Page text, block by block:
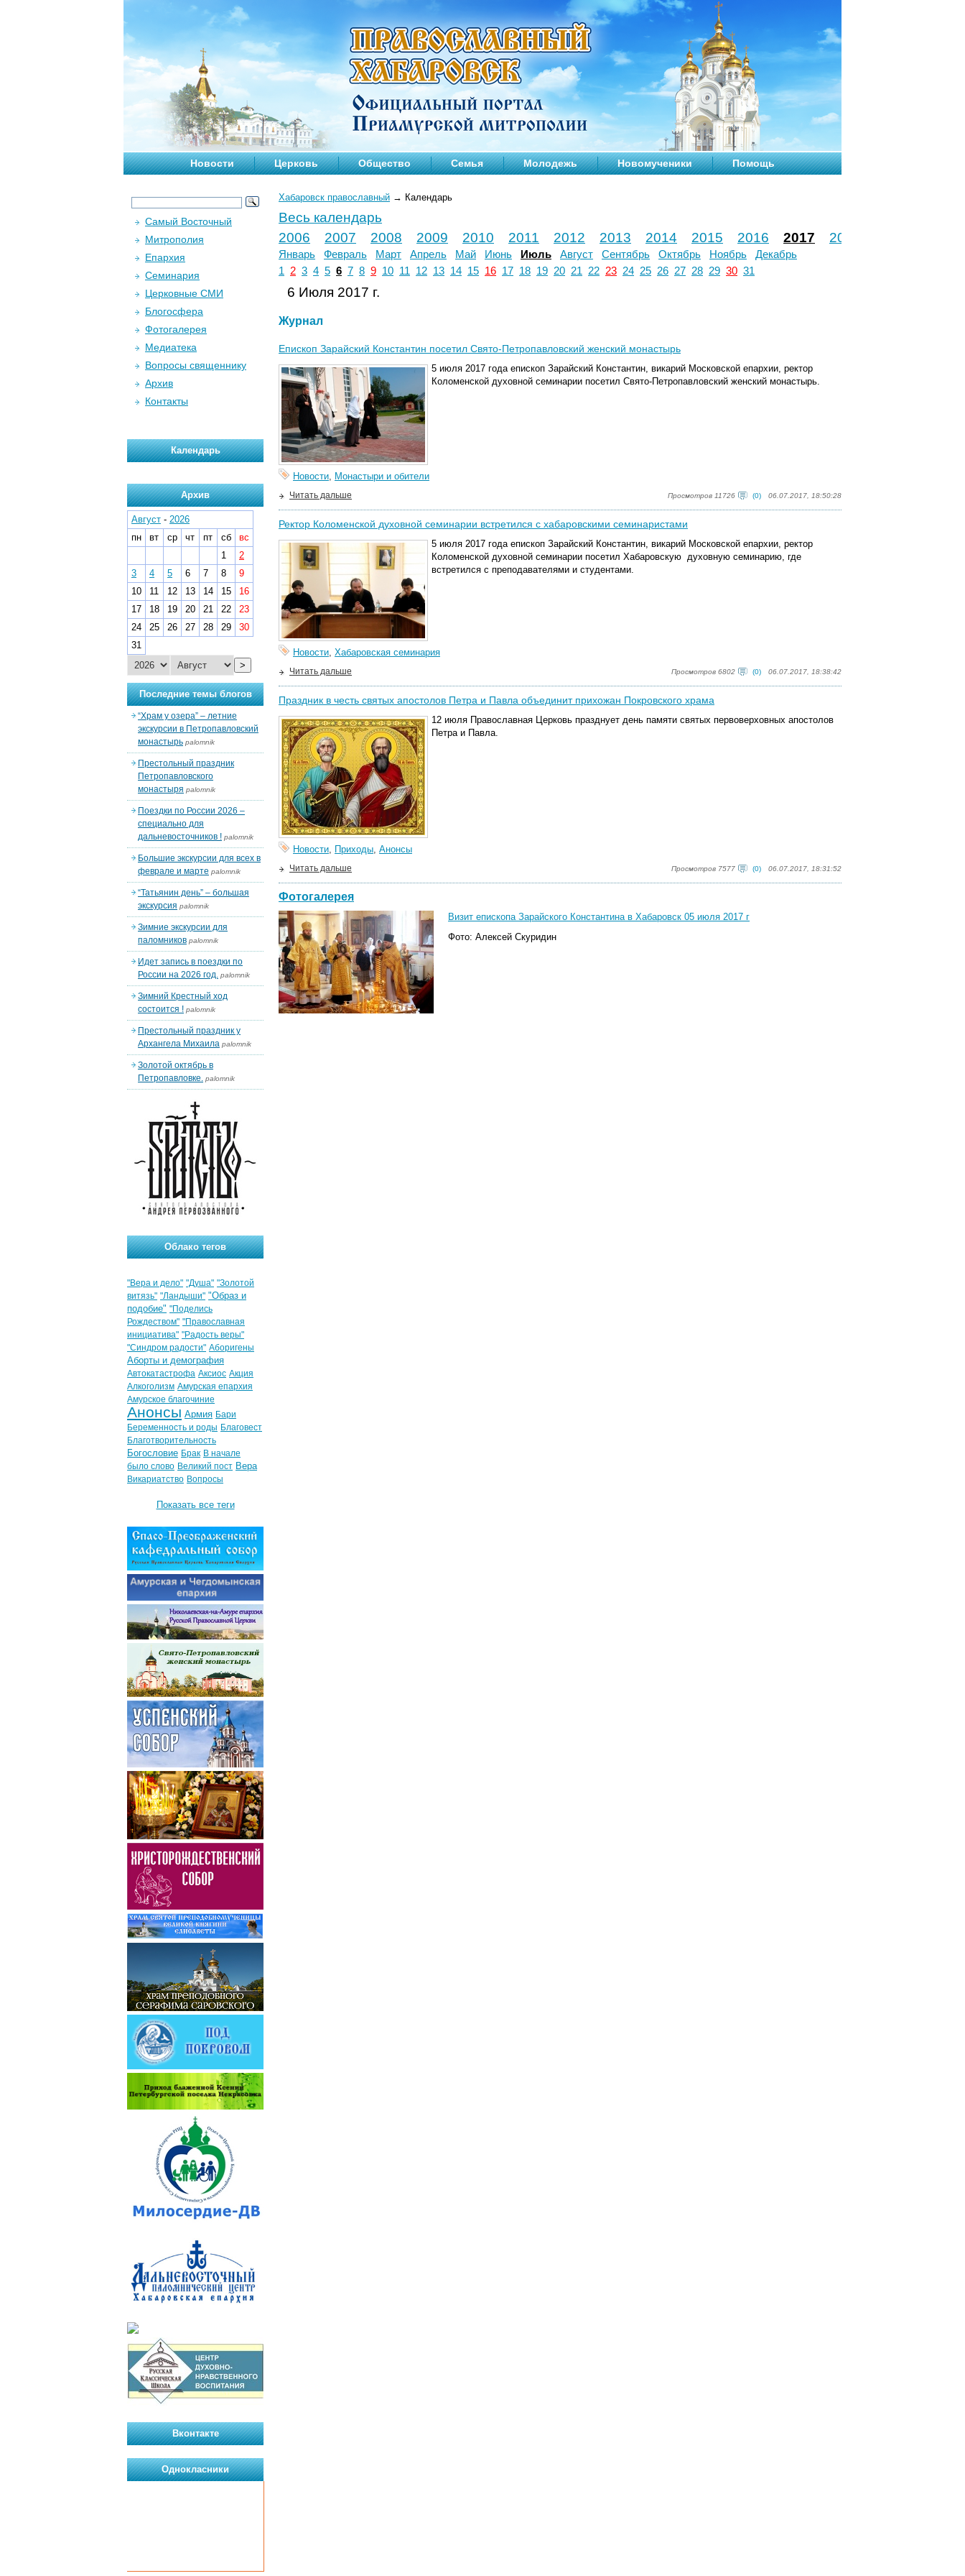
Новости Церковь Общество Семья Молодежь Новомученики Помощь
Хабаровск православный → Календарь
Весь календарь
2006
2007 2008 2009 2010 2011 2012 2013 2014 2015 2016 2017 2018
Январь Февраль Март Апрель Май Июнь Июль Август Сентябрь Октябрь Ноябрь
Декабрь
1
2 3 4 5 6 7 8 9 10 11 12 13 14 15 16 17 18 19 20 21 22 23 24 25 26 27 28 29 30 31
6 Июля 2017 г.
Журнал
Епископ Зарайский Константин посетил Свято-Петропавловский женский монастырь
5 июля 2017 года епископ Зарайский Константин, викарий Московской епархии, ректор
Коломенской духовной семинарии посетил Свято-Петропавловский женский монастырь.
Новости, Монастыри и обители
Просмотров 11726 (0) 06.07.2017, 18:50:28
Читать дальше
Ректор Коломенской духовной семинарии встретился с хабаровскими семинаристами
5 июля 2017 года епископ Зарайский Константин, викарий Московской епархии, ректор
Коломенской духовной семинарии посетил Хабаровскую духовную семинарию, где
встретился с преподавателями и студентами.
Новости, Хабаровская семинария
Просмотров 6802 (0) 06.07.2017, 18:38:42
Читать дальше
Праздник в честь святых апостолов Петра и Павла объединит прихожан Покровского храма
12 июля Православная Церковь празднует день памяти святых первоверховных апостолов
Петра и Павла.
Новости, Приходы, Анонсы
Просмотров 7577 (0) 06.07.2017, 18:31:52
Читать дальше
Фотогалерея
Визит епископа Зарайского Константина в Хабаровск 05 июля 2017 г
Фото: Алексей Скуридин
Самый Восточный
Митрополия
Епархия
Семинария
Церковные СМИ
Блогосфера
Фотогалерея
Медиатека
Вопросы священнику
Архив
Контакты
Календарь
Архив
Август - 2026
пн
вт ср чт пт сб
вс
1
2
3
4 5 6 7 8
9
10
11 12 13 14 15
16
17
18 19 20 21 22
23
24
25 26 27 28 29
30
31
>
Последние темы блогов
“Храм у озера” – летние
экскурсии в Петропавловский
монастырь palomnik
Престольный праздник
Петропавловского
монастыря palomnik
Поездки по России 2026 –
специально для
дальневосточников ! palomnik
Большие экскурсии для всех в
феврале и марте palomnik
“Татьянин день” – большая
экскурсия palomnik
Зимние экскурсии для
паломников palomnik
Идет запись в поездки по
России на 2026 год. palomnik
Зимний Крестный ход
состоится ! palomnik
Престольный праздник у
Архангела Михаила palomnik
Золотой октябрь в
Петропавловке. palomnik
Облако тегов
"Вера и дело" "Душа" "Золотой
витязь" "Ландыши" "Образ и
подобие" "Поделись
Рождеством" "Православная
инициатива" "Радость веры"
"Синдром радости" Аборигены
Аборты и демография
Автокатастрофа Аксиос Акция
Алкоголизм Амурская епархия
Амурское благочиние
Анонсы Армия Бари
Беременность и роды Благовест
Благотворительность
Богословие Брак В начале
было слово Великий пост Вера
Викариатство Вопросы
Показать все теги
Вконтакте
Однокласники